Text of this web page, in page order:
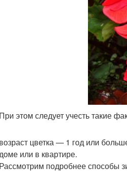
При этом следует учесть такие
возраст цветка — 1 год или
или в квартире.
Рассмотрим подробнее способы